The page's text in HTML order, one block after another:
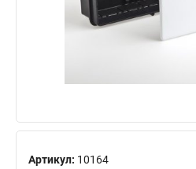
Артикул: 10164